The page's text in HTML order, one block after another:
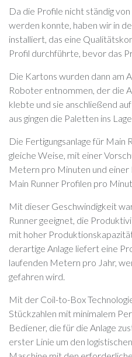
Da die Profile nicht ständig
werden konnte, haben wir in
installiert, das eine
Profil durchführte, bevor das
Die Kartons wurden dann am
Roboter entnommen, der die
klebte und sie anschließend
aus gingen die Paletten ins
Die Fertigungsanlage für Main
gleiche Weise, mit einer
Metern pro Minuten und
Main Runner Profilen pro
Mit dieser Geschwindigkeit
Runner geeignet, die
mit hoher
derartige Anlage liefert eine
laufenden Metern pro Jahr,
gefahren wird.
Mit der Coil-to-Box
Stückzahlen mit minimalem
Bediener, die für die Anlage
erster Linie um den